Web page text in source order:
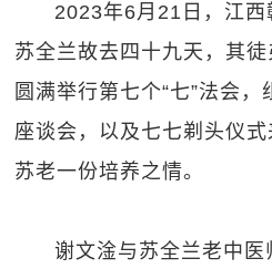
2023年6月21日，江
苏全兰故去四十九天，其
圆满举行第七个“七”法会
座谈会，以及七七剃头仪
苏老一份培养之情。
谢文淦与苏全兰老中